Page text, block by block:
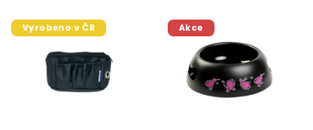
Vyrobeno v ČR Akce